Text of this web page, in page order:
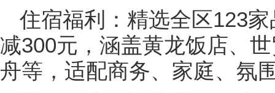
住宿福利：精选全区123
减300元，涵盖黄龙饭店、
舟等，适配商务、家庭、氛